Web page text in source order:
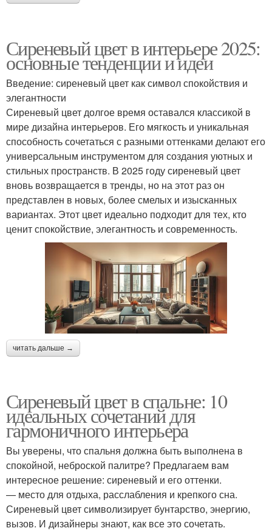
Сиреневый цвет в интерьере 2025:
основные тенденции и идеи
Введение: сиреневый цвет как символ спокойствия и
элегантности
Сиреневый цвет долгое время оставался классикой в
мире дизайна интерьеров. Его мягкость и уникальная
способность сочетаться с разными оттенками делают его
универсальным инструментом для создания уютных и
стильных пространств. В 2025 году сиреневый цвет
вновь возвращается в тренды, но на этот раз он
представлен в новых, более смелых и изысканных
вариантах. Этот цвет идеально подходит для тех, кто
ценит спокойствие, элегантность и современность.
читать дальше →
Сиреневый цвет в спальне: 10
идеальных сочетаний для
гармоничного интерьера
Вы уверены, что спальня должна быть выполнена в
спокойной, неброской палитре? Предлагаем вам
интересное решение: сиреневый и его оттенки.
— место для отдыха, расслабления и крепкого сна.
Сиреневый цвет символизирует бунтарство, энергию,
вызов. И дизайнеры знают, как все это сочетать.